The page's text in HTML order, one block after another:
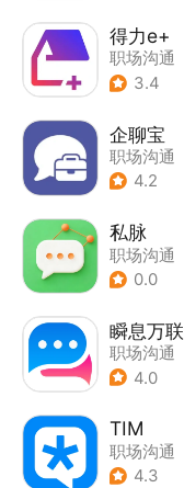
得力e+
职场沟通
3.4
企聊宝
职场沟通
4.2
私脉
职场沟通
0.0
瞬息万联
职场沟通
4.0
TIM
职场沟通
4.3